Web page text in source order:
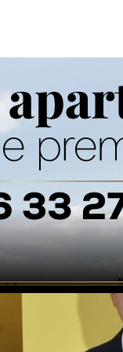
30 Komentarzy
PiS na